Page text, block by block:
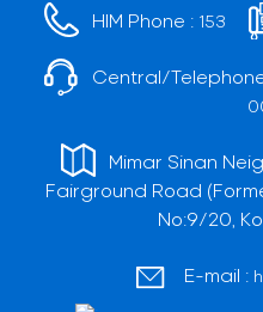
HIM Phone : 153
Central/
Mimar Sinan
Fairground Road
No:9/20,
E-mail :